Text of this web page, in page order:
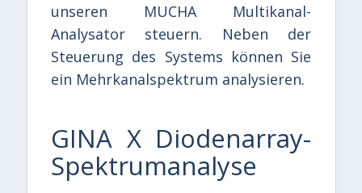
unseren MUCHA Multikanal-
Analysator steuern. Neben der
Steuerung des Systems können Sie
ein Mehrkanalspektrum analysieren.
GINA X Diodenarray-
Spektrumanalyse